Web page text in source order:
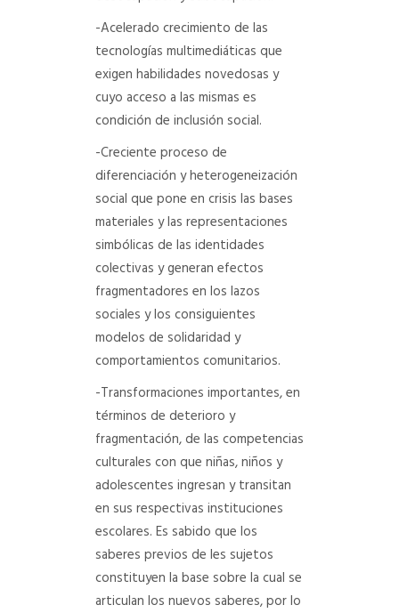
-Acelerado crecimiento de las
tecnologías multimediáticas que
exigen habilidades novedosas y
cuyo acceso a las mismas es
condición de inclusión social.
-Creciente proceso de
diferenciación y heterogeneización
social que pone en crisis las bases
materiales y las representaciones
simbólicas de las identidades
colectivas y generan efectos
fragmentadores en los lazos
sociales y los consiguientes
modelos de solidaridad y
comportamientos comunitarios.
-Transformaciones importantes, en
términos de deterioro y
fragmentación, de las competencias
culturales con que niñas, niños y
adolescentes ingresan y transitan
en sus respectivas instituciones
escolares. Es sabido que los
saberes previos de les sujetos
constituyen la base sobre la cual se
articulan los nuevos saberes, por lo